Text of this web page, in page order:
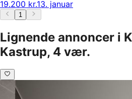
19.200 kr.13. januar
1
Lignende annoncer i
Kastrup, 4 vær.